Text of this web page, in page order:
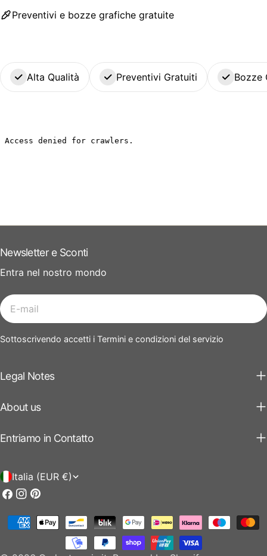
Preventivi e bozze grafiche gratuite
Alta Qualità Preventivi Gratuiti Bozze
Legal Notes
About us
Entriamo in Contatto
Newsletter e Sconti
Entra nel nostro mondo
E-
mail
Sottoscrivendo accetti i Termini e condizioni del servizio
P
a
Italia (EUR €)
Facebook
Instagram
Pinterest
Modalità
pagamento